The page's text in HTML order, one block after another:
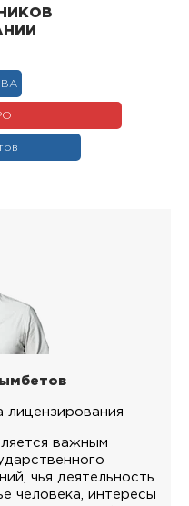
лицензирования
важным
чья деятельность
человека, интересы